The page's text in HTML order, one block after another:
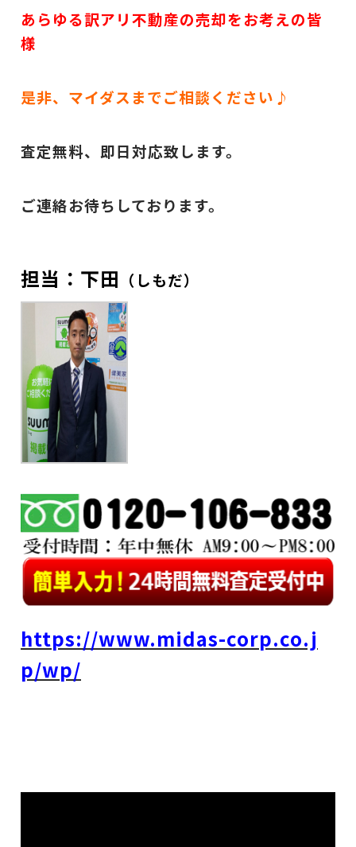
あらゆる訳アリ不動産の売却をお考えの皆
様
是非、マイダスまでご相談ください♪
査定無料、即日対応致します。
ご連絡お待ちしております。
担当：下田 （しもだ）
https://www.midas-corp.co.j
p/wp/